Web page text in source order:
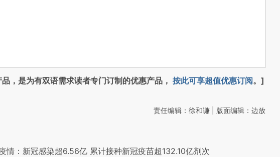
，是为有双语需求读者专门订制的优惠产品， 按此可享超值优惠订阅。]
责任编辑：徐和谦 | 版面编辑：边放
情：新冠感染超6.56亿 累计接种新冠疫苗超132.10亿剂次